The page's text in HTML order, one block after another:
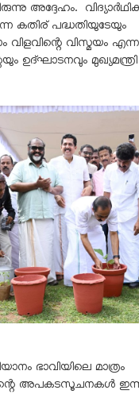
അദ്ദേഹം.
കതിര് പദ്ധതിയുടേയും
വിസ്മയം എന്ന
ഉദ്ഘാടനവും മുഖ്യമന്ത്രി
ഭാവിയിലെ മാത്രം
അപകടസൂചനകൾ